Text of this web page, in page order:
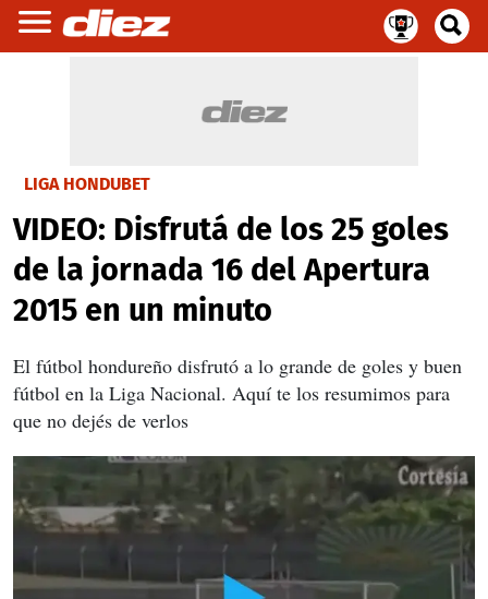
LIGA HONDUBET
VIDEO: Disfrutá de los 25 goles
de la jornada 16 del Apertura
2015 en un minuto
El fútbol hondureño disfrutó a lo grande de goles y buen
fútbol en la Liga Nacional. Aquí te los resumimos para
que no dejés de verlos